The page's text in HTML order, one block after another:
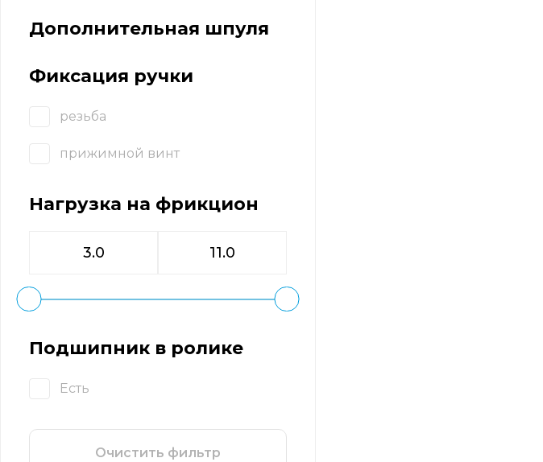
Дополнительная шпуля
Фиксация ручки
резьба
прижимной винт
Нагрузка на фрикцион
Подшипник в ролике
Есть
Очистить фильтр